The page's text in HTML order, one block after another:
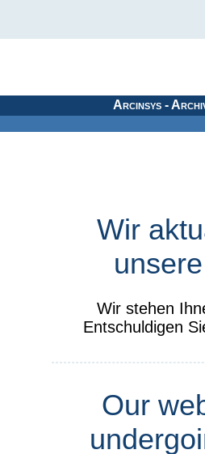
Arcinsys -
Wir
Wir stehen
Entschuldigen
Our